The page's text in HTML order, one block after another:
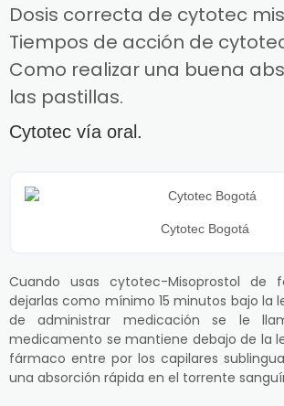
Dosis correcta de cytotec
Tiempos de acción de
Como realizar una buena
las pastillas.
Cytotec vía oral.
Cytotec Bogotá
Cuando usas cytotec-Misoprostol de
dejarlas como mínimo 15 minutos bajo la
de administrar medicación se le
medicamento se mantiene debajo de la
fármaco entre por los capilares
una absorción rápida en el torrente